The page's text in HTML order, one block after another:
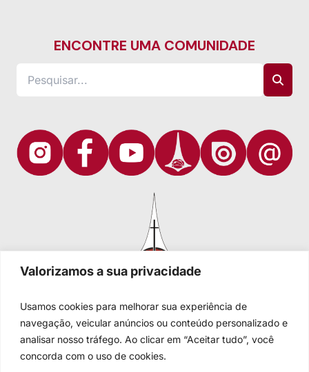
Valorizamos a sua privacidade
Usamos cookies para melhorar sua experiência de
navegação, veicular anúncios ou conteúdo personalizado e
analisar nosso tráfego. Ao clicar em “Aceitar tudo”, você
concorda com o uso de cookies.
ENCONTRE UMA COMUNIDADE
Igreja Evangélica de Confissão Luterana no Brasil
Sede nacional: Rua Senhor dos Passos, 202/4º andar Centro -